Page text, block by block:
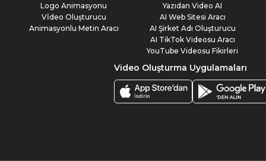
Logo Animasyonu
Vİdeo Oluşturucu
Animasyonlu Metin Aracı
Yazıdan Video AI
AI Web Sitesi Aracı
AI Şirket Adı Oluşturucu
AI TikTok Videosu Aracı
YouTube Videosu Fikirleri
Video Oluşturma Uygulamaları